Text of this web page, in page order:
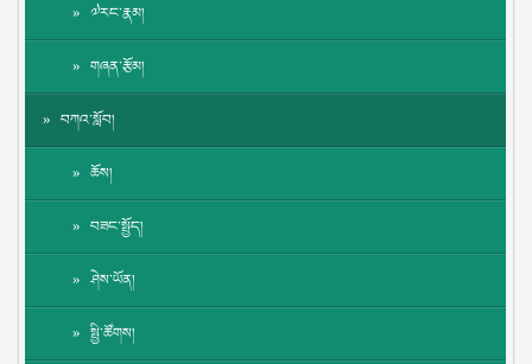
༧རང་རྣམ།
གཞན་རྩོམ།
བཀའ་སློབ།
ཆོས།
བཟང་སྤྱོད།
ཤེས་ཡོན།
སྤྱི་ཚོགས།